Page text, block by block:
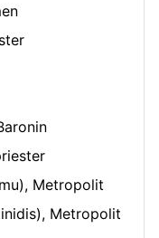
Metropolit
Metropolit